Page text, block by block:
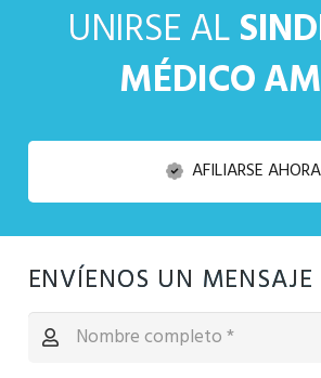
UNIRSE AL
MÉDICO
AFILIARSE AHORA
ENVÍENOS UN MENSAJE